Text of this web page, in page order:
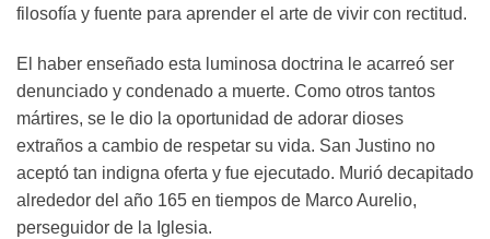
filosofía y fuente para aprender el arte de vivir con rectitud.
El haber enseñado esta luminosa doctrina le acarreó ser
denunciado y condenado a muerte. Como otros tantos
mártires, se le dio la oportunidad de adorar dioses
extraños a cambio de respetar su vida. San Justino no
aceptó tan indigna oferta y fue ejecutado. Murió decapitado
alrededor del año 165 en tiempos de Marco Aurelio,
perseguidor de la Iglesia.